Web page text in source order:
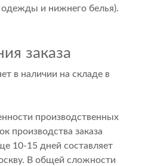
одежды и нижнего белья).
заказа
в наличии на складе в
производственных
производства заказа
10-15 дней составляет
В общей сложности